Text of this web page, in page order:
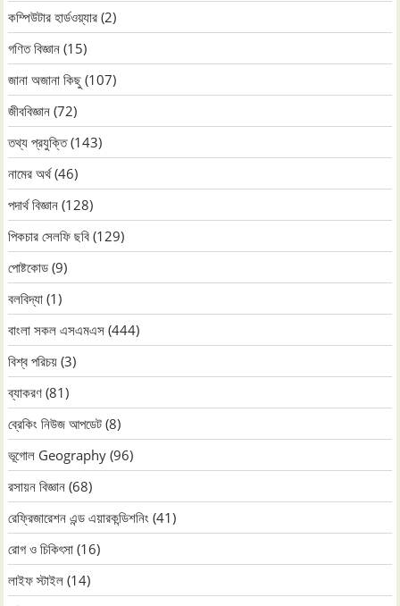
কম্পিউটার হার্ডওয়্যার (2)
গণিত বিজ্ঞান (15)
জানা অজানা কিছু (107)
জীববিজ্ঞান (72)
তথ্য প্রযুক্তি(143)
নামের অর্থ(46)
পদার্থ বিজ্ঞান (128)
পিকচার সেলফি ছবি (129)
পোষ্টকোড (9)
বলবিদ্যা (1)
বাংলা সকল এসএমএস (444)
বিশ্ব পরিচয় (3)
ব্যাকরণ (81)
ব্রেকিং নিউজ আপডেট (8)
ভূগোল Geography (96)
রসায়ন বিজ্ঞান (68)
রেফ্রিজারেশন এন্ড এয়ারকন্ডিশনিং (41)
রোগ ও চিকিৎসা (16)
লাইফ স্টাইল (14)